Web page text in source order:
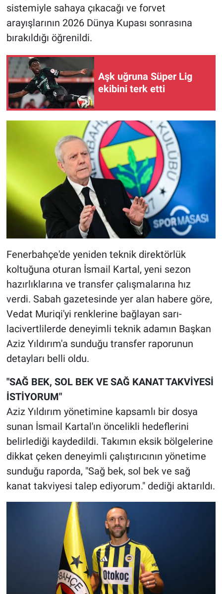
sistemiyle sahaya çıkacağı ve forvet
arayışlarının 2026 Dünya Kupası sonrasına
bırakıldığı öğrenildi.
Aşk uğruna Süper Lig
ekibini terk etti
Fenerbahçe'de yeniden teknik direktörlük
koltuğuna oturan İsmail Kartal, yeni sezon
hazırlıklarına ve transfer çalışmalarına hız
verdi. Sabah gazetesinde yer alan habere göre,
Vedat Muriqi'yi renklerine bağlayan sarı-
lacivertlilerde deneyimli teknik adamın Başkan
Aziz Yıldırım'a sunduğu transfer raporunun
detayları belli oldu.
"SAĞ BEK, SOL BEK VE SAĞ KANAT TAKVİYESİ
İSTİYORUM"
Aziz Yıldırım yönetimine kapsamlı bir dosya
sunan İsmail Kartal'ın öncelikli hedeflerini
belirlediği kaydedildi. Takımın eksik bölgelerine
dikkat çeken deneyimli çalıştırıcının yönetime
sunduğu raporda, "Sağ bek, sol bek ve sağ
kanat takviyesi talep ediyorum." dediği aktarıldı.